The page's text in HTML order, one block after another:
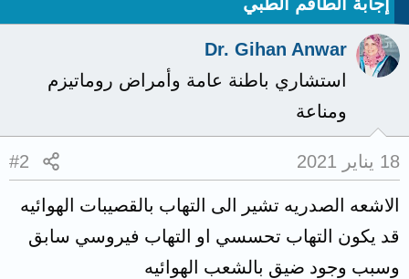
Dr. Gihan Anwar
استشاري باطنة عامة وأمراض روماتيزم
ومناعة
18 يناير 2021 #2
الاشعه الصدريه تشير الى التهاب بالقصيبات الهوائيه
قد يكون التهاب تحسسي او التهاب فيروسي سابق
وسبب وجود ضيق بالشعب الهوائيه